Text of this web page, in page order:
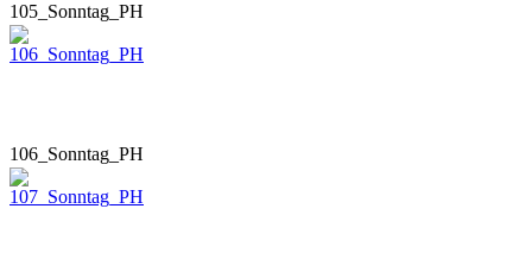
105_Sonntag_PH
106_Sonntag_PH